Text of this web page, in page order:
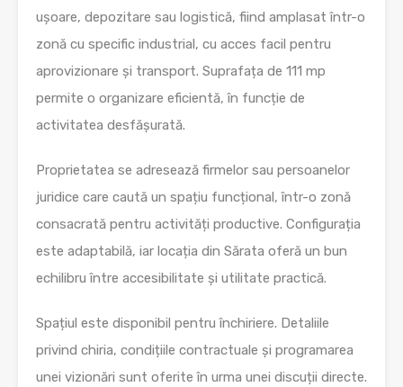
ușoare, depozitare sau logistică, fiind amplasat într-o
zonă cu specific industrial, cu acces facil pentru
aprovizionare și transport. Suprafața de 111 mp
permite o organizare eficientă, în funcție de
activitatea desfășurată.
Proprietatea se adresează firmelor sau persoanelor
juridice care caută un spațiu funcțional, într-o zonă
consacrată pentru activități productive. Configurația
este adaptabilă, iar locația din Sărata oferă un bun
echilibru între accesibilitate și utilitate practică.
Spațiul este disponibil pentru închiriere. Detaliile
privind chiria, condițiile contractuale și programarea
unei vizionări sunt oferite în urma unei discuții directe.